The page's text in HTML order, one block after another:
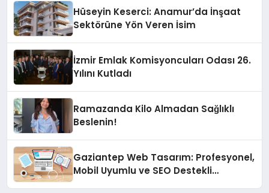
Hüseyin Keserci: Anamur’da İnşaat
Sektörüne Yön Veren İsim
İzmir Emlak Komisyoncuları Odası 26.
Yılını Kutladı
Ramazanda Kilo Almadan Sağlıklı
Beslenin!
Gaziantep Web Tasarım: Profesyonel,
Mobil Uyumlu ve SEO Destekli